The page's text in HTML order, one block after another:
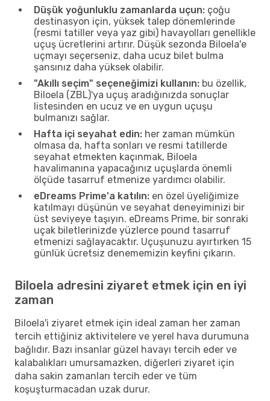
Düşük yoğunluklu zamanlarda uçun: çoğu
destinasyon için, yüksek talep dönemlerinde
(resmi tatiller veya yaz gibi) havayolları genellikle
uçuş ücretlerini artırır. Düşük sezonda Biloela'e
uçmayı seçerseniz, daha ucuz bilet bulma
şansınız daha yüksek olabilir.
"Akıllı seçim" seçeneğimizi kullanın: bu özellik,
Biloela (ZBL)'ya uçuş aradığınızda sonuçlar
listesinden en ucuz ve en uygun uçuşu
bulmanızı sağlar.
Hafta içi seyahat edin: her zaman mümkün
olmasa da, hafta sonları ve resmi tatillerde
seyahat etmekten kaçınmak, Biloela
havalimanına yapacağınız uçuşlarda önemli
ölçüde tasarruf etmenize yardımcı olabilir.
eDreams Prime'a katılın: en özel üyeliğimize
katılmayı düşünün ve seyahat deneyiminizi bir
üst seviyeye taşıyın. eDreams Prime, bir sonraki
uçak biletlerinizde yüzlerce pound tasarruf
etmenizi sağlayacaktır. Uçuşunuzu ayırtırken 15
günlük ücretsiz denememizin keyfini çıkarın.
Biloela adresini ziyaret etmek için en iyi
zaman
Biloela'i ziyaret etmek için ideal zaman her zaman
tercih ettiğiniz aktivitelere ve yerel hava durumuna
bağlıdır. Bazı insanlar güzel havayı tercih eder ve
kalabalıkları umursamazken, diğerleri ziyaret için
daha sakin zamanları tercih eder ve tüm
koşuşturmacadan uzak durur.